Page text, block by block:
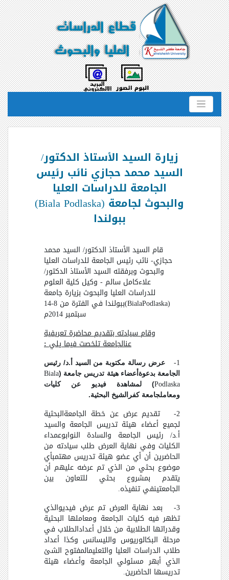
زيارة السيد الأستاذ الدكتور/
السيد محمد حجازي نائب رئيس
الجامعة للدراسات العليا
والبحوث لجامعة (Biala Podlaska)
ببولندا
قام السيد الأستاذ الدكتور/ السيد محمد
حجازي- نائب رئيس الجامعة للدراسات العليا
والبحوث وبرفقته السيد الأستاذ الدكتور/
علاءكامل سالم - وكيل كلية العلوم
للدراسات العليا والبحوث بزيارة جامعة
(BialaPodlaska) ببولندا في الفترة من 8-14
سبتمبر 2014م
وقام سيادته بتقديم محاضرة تعريفية
عنالجامعة تلخصت فيما يلي:
1-
عرض رسالة مكتوبة من السيد أ.د/ رئيس
الجامعة بدعوةأعضاء هيئة تدريس جامعة (Biala
Podlaska) لمشاهدة فيديو عن كليات
ومعاملجامعة كفرالشيخ البحثية.
2- تقديم عرض عن خطة الجامعةالبحثية
لجميع أعضاء هيئة تدريس الجامعة والسيد
أ.د/ رئيس الجامعة والسادة النوابوعمداء
الكليات وفي نهاية العرض طلب سيادته من
الحاضرين أن أي عضو هيئة تدريس مهتمبأي
موضوع بحثي من الذي تم عرضه عليهم أن
يتقدم بمشروع بحثي للتعاون بين
الجامعتينفي تنفيذه.
3- بعد نهاية العرض تم عرض فيديوالذي
تظهر فيه كليات الجامعة ومعاملها البحثية
وقدراتها الطلابية من خلال أعدادالطلاب في
مرحلة البكالوريوس والليسانس وكذا أعداد
طلاب الدراسات العليا والتعليمالمفتوح الشئ
الذي أبهر مسئولي الجامعة وأعضاء هيئة
تدريسها الحاضرين.